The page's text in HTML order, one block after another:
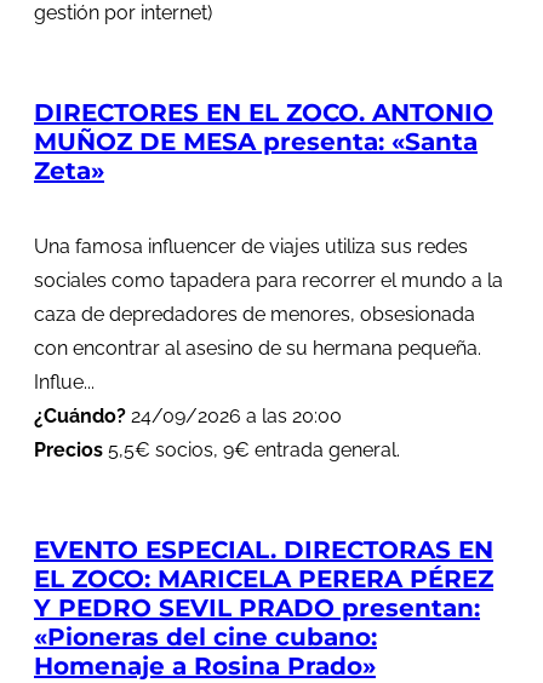
gestión por internet)
DIRECTORES EN EL ZOCO. ANTONIO
MUÑOZ DE MESA presenta: «Santa
Zeta»
Una famosa influencer de viajes utiliza sus redes
sociales como tapadera para recorrer el mundo a la
caza de depredadores de menores, obsesionada
con encontrar al asesino de su hermana pequeña.
Influe...
¿Cuándo? 24/09/2026 a las 20:00
Precios 5,5€ socios, 9€ entrada general.
EVENTO ESPECIAL. DIRECTORAS EN
EL ZOCO: MARICELA PERERA PÉREZ
Y PEDRO SEVIL PRADO presentan:
«Pioneras del cine cubano:
Homenaje a Rosina Prado»